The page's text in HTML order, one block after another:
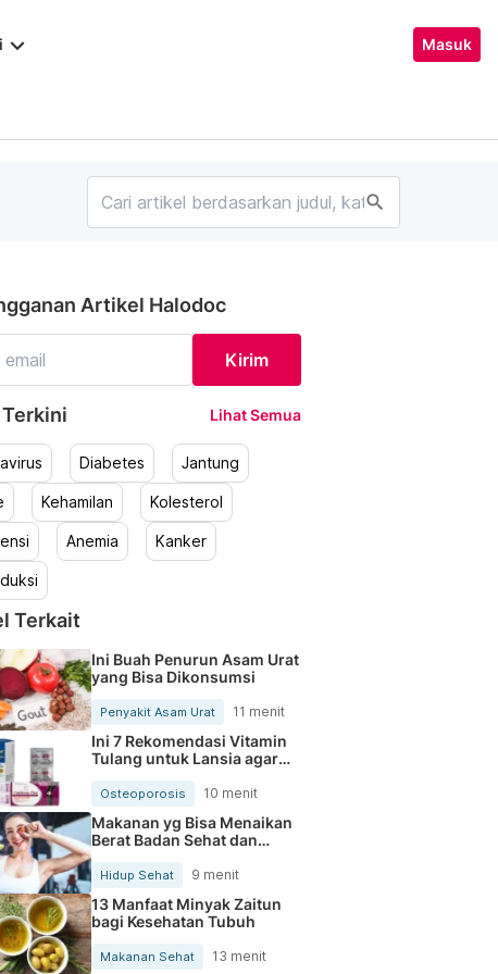
keyboard_arrow_down Masuk
search
Artikel Halodoc
Kirim
Lihat Semua
Diabetes Jantung
Kehamilan Kolesterol
Anemia Kanker
Terkait
Ini Buah Penurun Asam Urat
yang Bisa Dikonsumsi
Penyakit Asam Urat 11 menit
Ini 7 Rekomendasi Vitamin
Tulang untuk Lansia agar
Osteoporosis 10 menit
Makanan yg Bisa Menaikan
Berat Badan Sehat dan
Cepat
Hidup Sehat 9 menit
13 Manfaat Minyak Zaitun
bagi Kesehatan Tubuh
Makanan Sehat 13 menit